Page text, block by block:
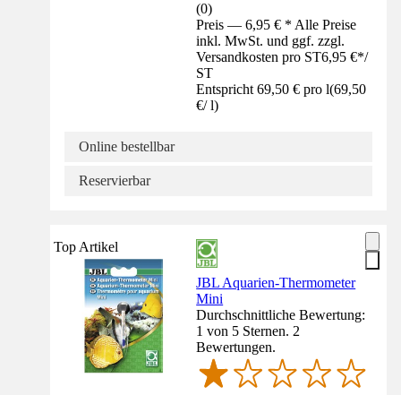
(0)
Preis — 6,95 € * Alle Preise
inkl. MwSt. und ggf. zzgl.
Versandkosten pro ST6,95 €*/
ST
Entspricht 69,50 € pro l(69,50
€/ l)
Online bestellbar
Reservierbar
Top Artikel
JBL Aquarien-Thermometer
Mini
Durchschnittliche Bewertung:
1 von 5 Sternen. 2
Bewertungen.